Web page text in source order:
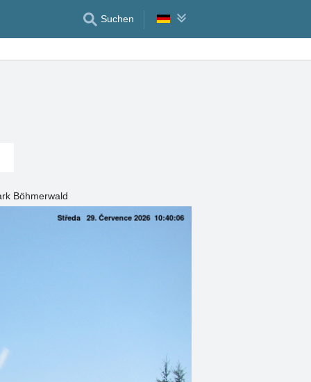
Suchen
Böhmerwald